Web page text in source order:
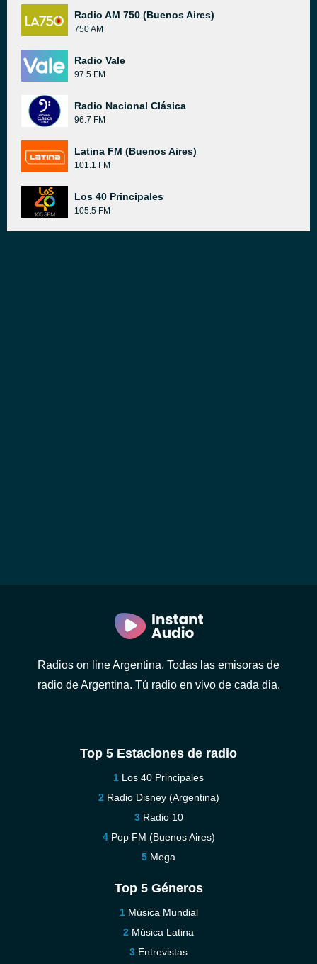
Radio AM 750 (Buenos Aires)
750 AM
Radio Vale
97.5 FM
Radio Nacional Clásica
96.7 FM
Latina FM (Buenos Aires)
101.1 FM
Los 40 Principales
105.5 FM
Radios on line Argentina. Todas las emisoras de
radio de Argentina. Tú radio en vivo de cada dia.
Top 5 Estaciones de radio
Los 40 Principales
Radio Disney (Argentina)
Radio 10
Pop FM (Buenos Aires)
Mega
Top 5 Géneros
Música Mundial
Música Latina
Entrevistas